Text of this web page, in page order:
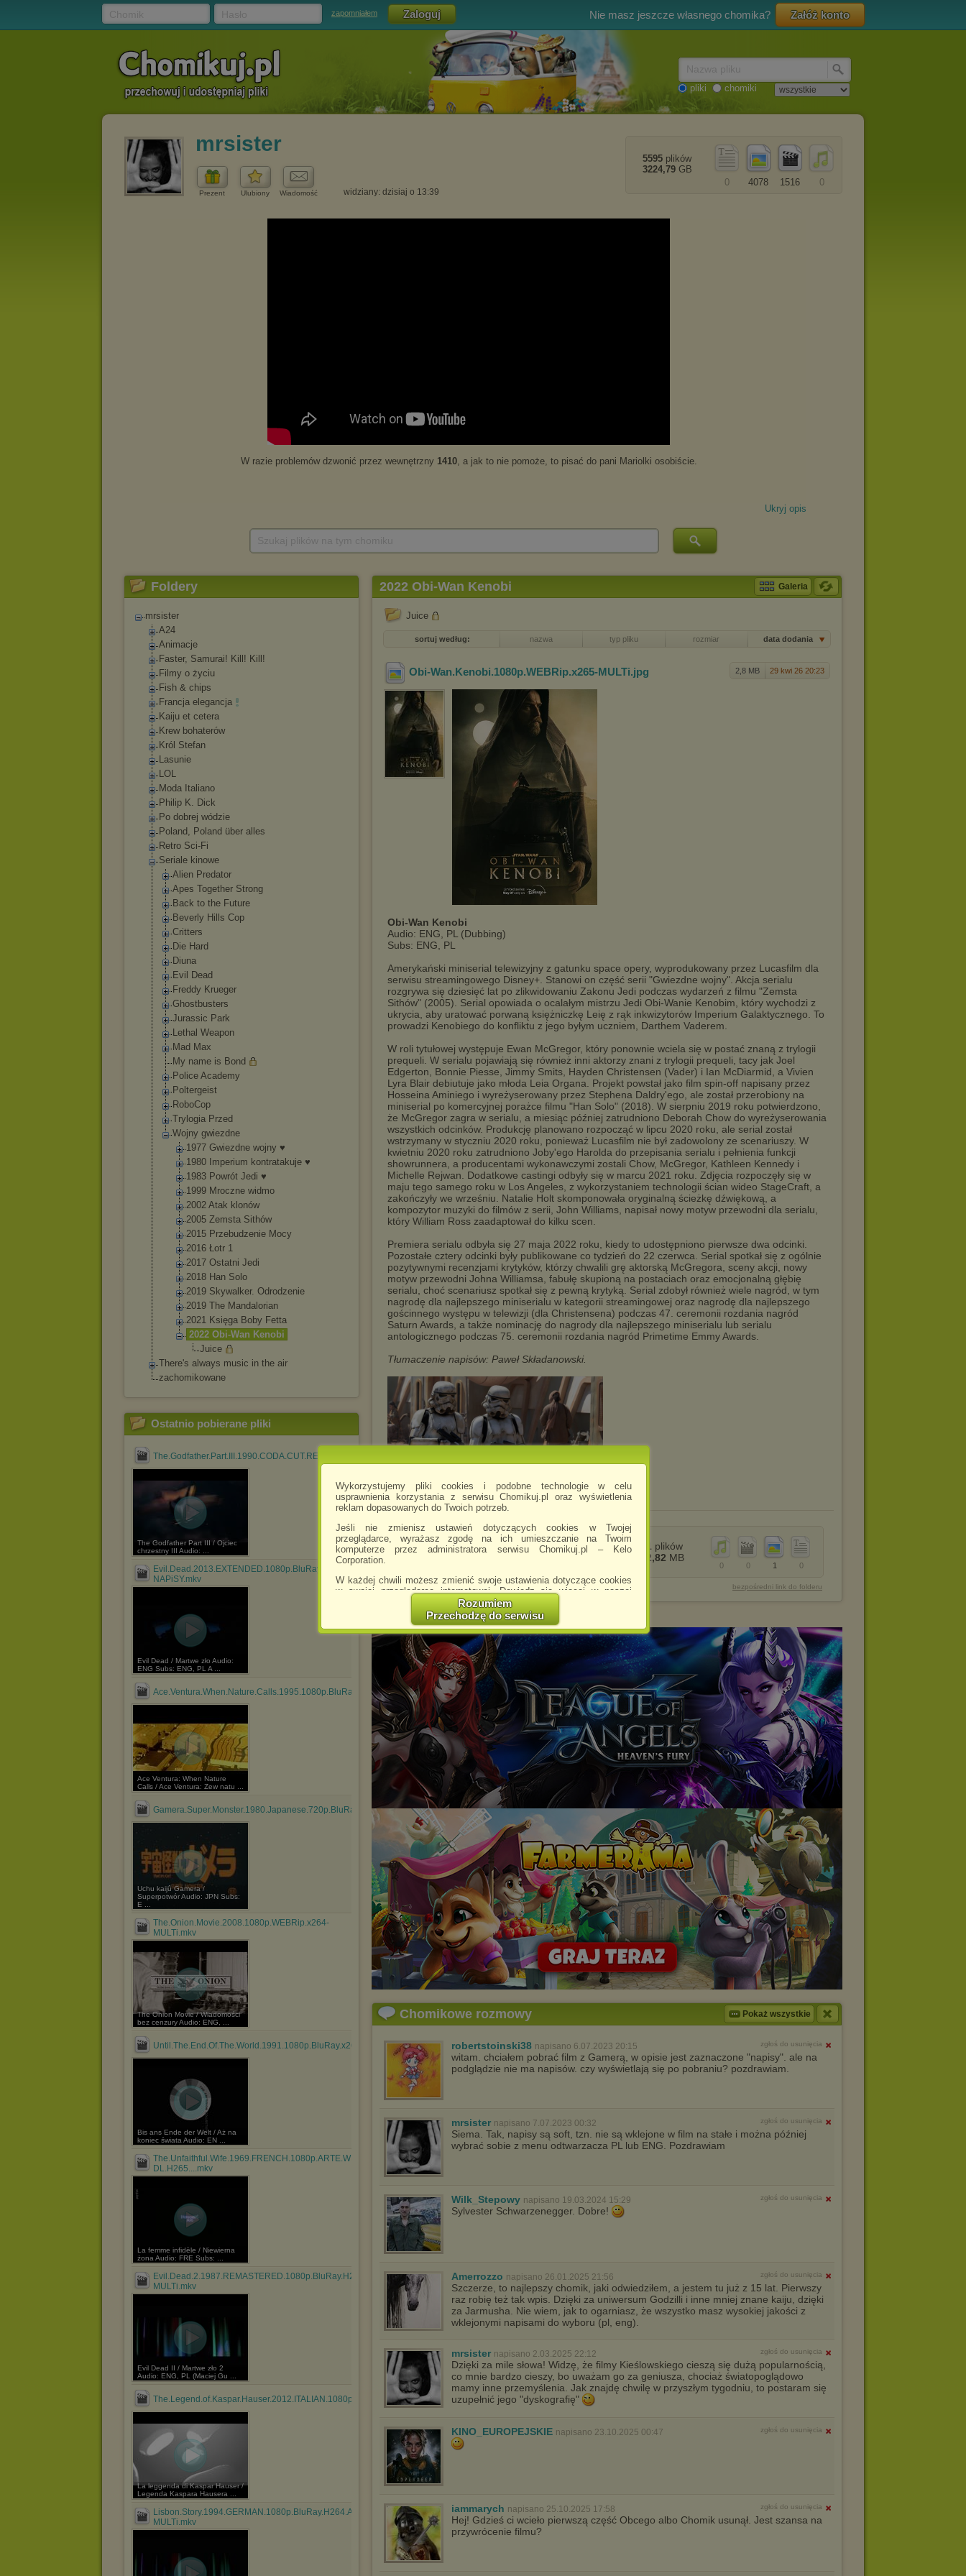
Wykorzystujemy pliki cookies i podobne technologie w celu
usprawnienia korzystania z serwisu Chomikuj.pl oraz wyświetlenia
reklam dopasowanych do Twoich potrzeb.
Jeśli nie zmienisz ustawień dotyczących cookies w Twojej
przeglądarce, wyrażasz zgodę na ich umieszczanie na Twoim
komputerze przez administratora serwisu Chomikuj.pl – Kelo
Corporation.
W każdej chwili możesz zmienić swoje ustawienia dotyczące cookies
w swojej przeglądarce internetowej. Dowiedz się więcej w naszej
http://chomikuj.pl/PolitykaPrywatnosci.aspx
Jednocześnie informujemy że zmiana ustawień przeglądarki może
spowodować ograniczenie korzystania ze strony Chomikuj.pl.
W przypadku braku twojej zgody na akceptację cookies niestety
prosimy o opuszczenie serwisu chomikuj.pl.
Wykorzystanie plików cookiesprzezZaufanych Partnerów
(dostosowanie reklam do Twoich potrzeb, analiza skuteczności działań
marketingowych).
Wyrażenie sprzeciwu spowoduje, że wyświetlana Ci reklama nie
będzie dopasowana do Twoich preferencji, a będzie to reklama
wyświetlona przypadkowo.
Istnieje możliwość zmiany ustawień przeglądarki internetowej w
sposób uniemożliwiający przechowywanie plików cookies na
urządzeniu końcowym. Można również usunąć pliki cookies,
dokonując odpowiednich zmian w ustawieniach przeglądarki
internetowej.
Pełną informację na ten temat znajdziesz pod adresem
http://chomikuj.pl/PolitykaPrywatnosci.aspx .
Rozumiem
Przechodzę do serwisu
zapomniałem Nie masz jeszcze własnego chomika? Załóż konto
pliki chomiki
mrsister
Prezent Ulubiony Wiadomość widziany: dzisiaj o 13:39
0
1516
4078
0
5595 plików
3224,79 GB
Ukryj opis
Foldery
mrsister
A24
Animacje
Faster, Samurai! Kill! Kill!
Filmy o życiu
Fish & chips
Francja elegancja
Kaiju et cetera
Krew bohaterów
Król Stefan
Lasunie
LOL
Moda Italiano
Philip K. Dick
Po dobrej wódzie
Poland, Poland über alles
Retro Sci-Fi
Seriale kinowe
Alien Predator
Apes Together Strong
Back to the Future
Beverly Hills Cop
Critters
Die Hard
Diuna
Evil Dead
Freddy Krueger
Ghostbusters
Jurassic Park
Lethal Weapon
Mad Max
My name is Bond
Police Academy
Poltergeist
RoboCop
Trylogia Przed
Wojny gwiezdne
1977 Gwiezdne wojny ♥
1980 Imperium kontratakuje ♥
1983 Powrót Jedi ♥
1999 Mroczne widmo
2002 Atak klonów
2005 Zemsta Sithów
2015 Przebudzenie Mocy
2016 Łotr 1
2017 Ostatni Jedi
2018 Han Solo
2019 Skywalker. Odrodzenie
2019 The Mandalorian
2021 Księga Boby Fetta
2022 Obi-Wan Kenobi
Juice
There's always music in the air
zachomikowane
Ostatnio pobierane pliki
The.Godfather.Part.III.1990.CODA.CUT.REMASTERED.1080p.....mkv
The Godfather Part III / Ojciec
chrzestny III Audio: ...
Evil.Dead.2013.EXTENDED.1080p.BluRay.H264.AAC-
NAPiSY.mkv
Evil Dead / Martwe zło Audio:
ENG Subs: ENG, PL A ...
Ace.Ventura.When.Nature.Calls.1995.1080p.BluRay.H264.A....mkv
Ace Ventura: When Nature
Calls / Ace Ventura: Zew natu ...
Gamera.Super.Monster.1980.Japanese.720p.BluRay.x264.AC....mkv
Uchu kaijû Gamera /
Superpotwór Audio: JPN Subs:
E ...
The.Onion.Movie.2008.1080p.WEBRip.x264-
MULTi.mkv
The Onion Movie / Wiadomości
bez cenzury Audio: ENG, ...
Until.The.End.Of.The.World.1991.1080p.BluRay.x264.AAC5....mkv
Bis ans Ende der Welt / Aż na
koniec świata Audio: EN ...
The.Unfaithful.Wife.1969.FRENCH.1080p.ARTE.WEB-
DL.H265....mkv
La femme infidèle / Niewierna
żona Audio: FRE Subs: ...
Evil.Dead.2.1987.REMASTERED.1080p.BluRay.H264.AAC-
MULTi.mkv
Evil Dead II / Martwe zło 2
Audio: ENG, PL (Maciej Gu ...
The.Legend.of.Kaspar.Hauser.2012.ITALIAN.1080p.BluRay.....mkv
La leggenda di Kaspar Hauser /
Legenda Kaspara Hausera ...
Lisbon.Story.1994.GERMAN.1080p.BluRay.H264.AAC-
MULTi.mkv
2022 Obi-Wan Kenobi Galeria
Juice
sortuj według: nazwa typ pliku rozmiar data dodania
2,8 MB 29 kwi 26 20:23
Obi-Wan.Kenobi.1080p.WEBRip.x265-MULTi.jpg
Obi-Wan Kenobi
Audio: ENG, PL (Dubbing)
Subs: ENG, PL
Amerykański miniserial telewizyjny z gatunku space opery, wyprodukowany przez Lucasfilm dla
serwisu streamingowego Disney+. Stanowi on część serii "Gwiezdne wojny". Akcja serialu
rozgrywa się dziesięć lat po zlikwidowaniu Zakonu Jedi podczas wydarzeń z filmu "Zemsta
Sithów" (2005). Serial opowiada o ocalałym mistrzu Jedi Obi-Wanie Kenobim, który wychodzi z
ukrycia, aby uratować porwaną księżniczkę Leię z rąk inkwizytorów Imperium Galaktycznego. To
prowadzi Kenobiego do konfliktu z jego byłym uczniem, Darthem Vaderem.
W roli tytułowej występuje Ewan McGregor, który ponownie wciela się w postać znaną z trylogii
prequeli. W serialu pojawiają się również inni aktorzy znani z trylogii prequeli, tacy jak Joel
Edgerton, Bonnie Piesse, Jimmy Smits, Hayden Christensen (Vader) i Ian McDiarmid, a Vivien
Lyra Blair debiutuje jako młoda Leia Organa. Projekt powstał jako film spin-off napisany przez
Hosseina Aminiego i wyreżyserowany przez Stephena Daldry'ego, ale został przerobiony na
miniserial po komercyjnej porażce filmu "Han Solo" (2018). W sierpniu 2019 roku potwierdzono,
że McGregor zagra w serialu, a miesiąc później zatrudniono Deborah Chow do wyreżyserowania
wszystkich odcinków. Produkcję planowano rozpocząć w lipcu 2020 roku, ale serial został
wstrzymany w styczniu 2020 roku, ponieważ Lucasfilm nie był zadowolony ze scenariuszy. W
kwietniu 2020 roku zatrudniono Joby'ego Harolda do przepisania serialu i pełnienia funkcji
showrunnera, a producentami wykonawczymi zostali Chow, McGregor, Kathleen Kennedy i
Michelle Rejwan. Dodatkowe castingi odbyły się w marcu 2021 roku. Zdjęcia rozpoczęły się w
maju tego samego roku w Los Angeles, z wykorzystaniem technologii ścian wideo StageCraft, a
zakończyły we wrześniu. Natalie Holt skomponowała oryginalną ścieżkę dźwiękową, a
kompozytor muzyki do filmów z serii, John Williams, napisał nowy motyw przewodni dla serialu,
który William Ross zaadaptował do kilku scen.
Premiera serialu odbyła się 27 maja 2022 roku, kiedy to udostępniono pierwsze dwa odcinki.
Pozostałe cztery odcinki były publikowane co tydzień do 22 czerwca. Serial spotkał się z ogólnie
pozytywnymi recenzjami krytyków, którzy chwalili grę aktorską McGregora, sceny akcji, nowy
motyw przewodni Johna Williamsa, fabułę skupioną na postaciach oraz emocjonalną głębię
serialu, choć scenariusz spotkał się z pewną krytyką. Serial zdobył również wiele nagród, w tym
nagrodę dla najlepszego miniserialu w kategorii streamingowej oraz nagrodę dla najlepszego
gościnnego występu w telewizji (dla Christensena) podczas 47. ceremonii rozdania nagród
Saturn Awards, a także nominację do nagrody dla najlepszego miniserialu lub serialu
antologicznego podczas 75. ceremonii rozdania nagród Primetime Emmy Awards.
Tłumaczenie napisów: Paweł Składanowski.
0
1
0
0
1 plików
2,82 MB
bezpośredni link do folderu
Chomikowe rozmowy Pokaż wszystkie
robertstoinski38 napisano 6.07.2023 20:15 zgłoś do usunięcia
witam. chciałem pobrać film z Gamerą, w opisie jest zaznaczone "napisy". ale na
podglądzie nie ma napisów. czy wyświetlają się po pobraniu? pozdrawiam.
mrsister napisano 7.07.2023 00:32 zgłoś do usunięcia
Siema. Tak, napisy są soft, tzn. nie są wklejone w film na stałe i można później
wybrać sobie z menu odtwarzacza PL lub ENG. Pozdrawiam
Wilk_Stepowy napisano 19.03.2024 15:29 zgłoś do usunięcia
Sylvester Schwarzenegger. Dobre!
Amerrozzo napisano 26.01.2025 21:56 zgłoś do usunięcia
Szczerze, to najlepszy chomik, jaki odwiedziłem, a jestem tu już z 15 lat. Pierwszy
raz robię też tak wpis. Dzięki za uniwersum Godzilli i inne mniej znane kaiju, dzięki
za Jarmusha. Nie wiem, jak to ogarniasz, że wszystko masz wysokiej jakości z
wklejonymi napisami do wyboru (pl, eng).
mrsister napisano 2.03.2025 22:12 zgłoś do usunięcia
Dzięki za mile słowa! Widzę, że filmy Kieślowskiego cieszą się dużą popularnością,
co mnie bardzo cieszy, bo uważam go za geniusza, chociaż światopoglądowo
mamy inne przemyślenia. Jak znajdę chwilę w przyszłym tygodniu, to postaram się
uzupełnić jego "dyskografię"
KINO_EUROPEJSKIE napisano 23.10.2025 00:47 zgłoś do usunięcia
iammarych napisano 25.10.2025 17:58 zgłoś do usunięcia
Hej! Gdzieś ci wcieło pierwszą część Obcego albo Chomik usunął. Jest szansa na
przywrócenie filmu?